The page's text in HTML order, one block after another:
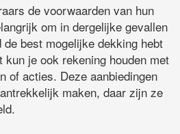
de voorwaarden van hun
om in dergelijke gevallen
best mogelijke dekking hebt
je ook rekening houden met
of acties. Deze aanbiedingen
maken, daar zijn ze